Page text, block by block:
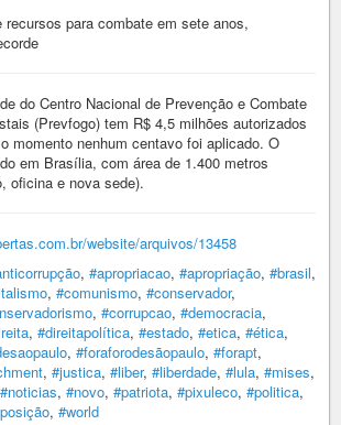
para combate em sete anos,
do Centro Nacional de Prevenção e Combate
(Prevfogo) tem R$ 4,5 milhões autorizados
momento nenhum centavo foi aplicado. O
em Brasília, com área de 1.400 metros
oficina e nova sede).
website/arquivos/13458
, #apropriacao, #apropriação, #brasil,
, #comunismo, #conservador,
, #corrupcao, #democracia,
, #direitapolítica, #estado, #etica, #ética,
, #foraforodesãopaulo, #forapt,
, #justica, #liber, #liberdade, #lula, #mises,
#noticias, #novo, #patriota, #pixuleco, #politica,
, #world